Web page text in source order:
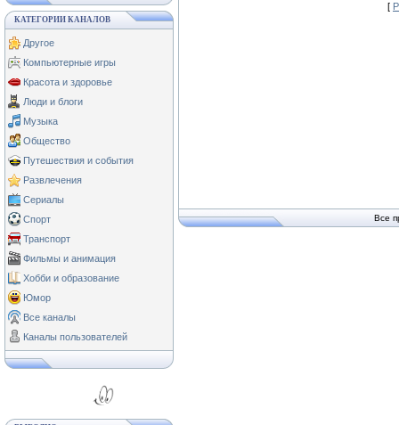
КАТЕГОРИИ КАНАЛОВ
Другое
Компьютерные игры
Красота и здоровье
Люди и блоги
Музыка
Общество
Путешествия и события
Развлечения
Сериалы
Спорт
Транспорт
Фильмы и анимация
Хобби и образование
Юмор
Все каналы
Каналы пользователей
[
Все